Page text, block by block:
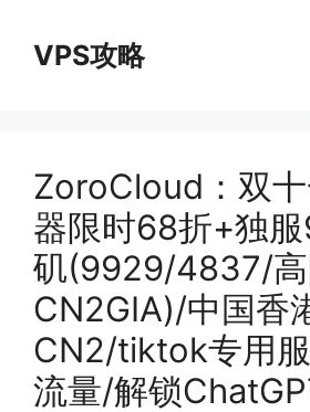
VPS攻略
ZoroCloud：双
器限时68折+独
矶(9929/4837/
CN2GIA)/中国香
CN2/tiktok专用
流量/解锁